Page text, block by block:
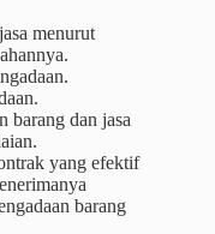
menurut
barang dan jasa
yang efektif
barang